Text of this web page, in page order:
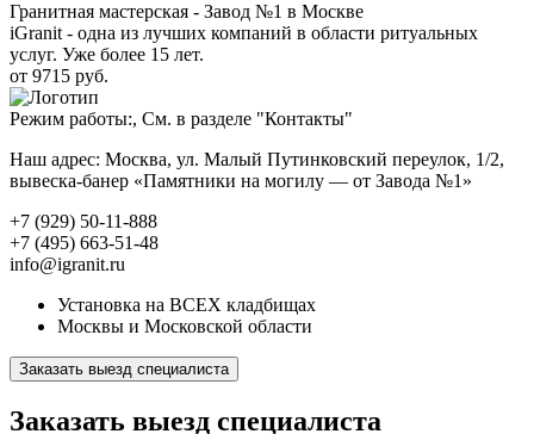
Гранитная мастерская - Завод №1 в Москве
iGranit - одна из лучших компаний в области ритуальных
услуг. Уже более 15 лет.
от 9715 руб.
Режим работы:, См. в разделе "Контакты"
Наш адрес: Москва, ул. Малый Путинковский переулок, 1/2,
вывеска-банер «Памятники на могилу — от Завода №1»
+7 (929) 50-11-888
+7 (495) 663-51-48
info@igranit.ru
Установка на ВСЕХ кладбищах
Москвы и Московской области
Заказать выезд специалиста
Заказать выезд специалиста